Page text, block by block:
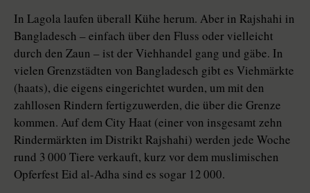
In Lagola laufen überall Kühe herum. Aber in Rajshahi in
Bangladesch – einfach über den Fluss oder vielleicht
durch den Zaun – ist der Viehhandel gang und gäbe. In
vielen Grenzstädten von Bangladesch gibt es Viehmärkte
(haats), die eigens eingerichtet wurden, um mit den
zahllosen Rindern fertigzuwerden, die über die Grenze
kommen. Auf dem City Haat (einer von insgesamt zehn
Rindermärkten im Distrikt Rajshahi) werden jede Woche
rund 3 000 Tiere verkauft, kurz vor dem muslimischen
Opferfest Eid al-Adha sind es sogar 12 000.